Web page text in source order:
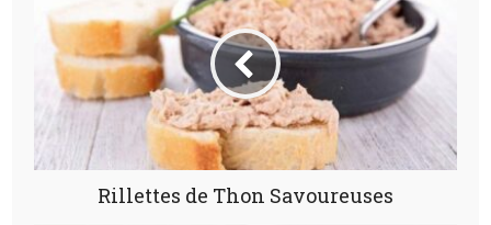
Rillettes de Thon Savoureuses